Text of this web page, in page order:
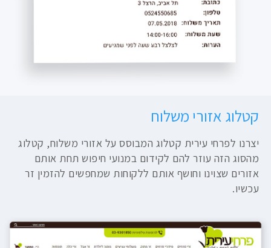
קטלוג אזורי משלוח
יצרנו לפרחי עירית קטלוג המבוסס על אזורי משלוח, קטלוג
מהסוג הזה עוזר להם לקידום במנועי חיפוש תחת אותם
אזורים שצוינו וחושף אותם ללקוחות שמחפשים להזמין זר
עכשיו.